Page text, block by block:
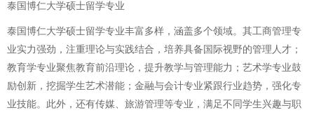
泰国博仁大学硕士留学专业
泰国博仁大学硕士留学专业丰富多样，涵盖多个领域。其工商管理专
业实力强劲，注重理论与实践结合，培养具备国际视野的管理人才；
教育学专业聚焦教育前沿理论，提升教学与管理能力；艺术学专业鼓
励创新，挖掘学生艺术潜能；金融与会计专业紧跟行业趋势，强化专
业技能。此外，还有传媒、旅游管理等专业，满足不同学生兴趣与职